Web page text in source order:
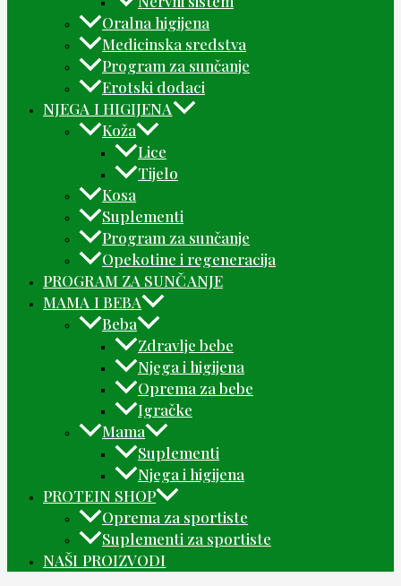
Oralna higijena
Medicinska sredstva
Program za sunčanje
Erotski dodaci
NJEGA I HIGIJENA
Koža
Lice
Tijelo
Kosa
Suplementi
Program za sunčanje
Opekotine i regeneracija
PROGRAM ZA SUNČANJE
MAMA I BEBA
Beba
Zdravlje bebe
Njega i higijena
Oprema za bebe
Igračke
Mama
Suplementi
Njega i higijena
PROTEIN SHOP
Oprema za sportiste
Suplementi za sportiste
NAŠI PROIZVODI